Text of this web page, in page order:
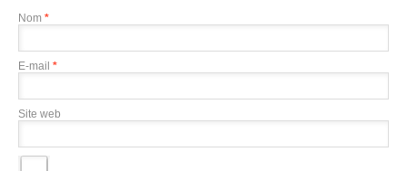
Nom *
E-mail *
Site web